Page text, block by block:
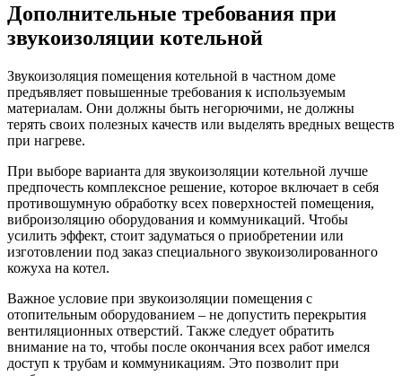
Дополнительные требования при
звукоизоляции котельной
Звукоизоляция помещения котельной в частном доме
предъявляет повышенные требования к используемым
материалам. Они должны быть негорючими, не должны
терять своих полезных качеств или выделять вредных веществ
при нагреве.
При выборе варианта для звукоизоляции котельной лучше
предпочесть комплексное решение, которое включает в себя
противошумную обработку всех поверхностей помещения,
виброизоляцию оборудования и коммуникаций. Чтобы
усилить эффект, стоит задуматься о приобретении или
изготовлении под заказ специального звукоизолированного
кожуха на котел.
Важное условие при звукоизоляции помещения с
отопительным оборудованием – не допустить перекрытия
вентиляционных отверстий. Также следует обратить
внимание на то, чтобы после окончания всех работ имелся
доступ к трубам и коммуникациям. Это позволит при